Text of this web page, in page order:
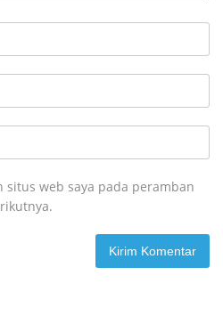
situs web saya pada peramban